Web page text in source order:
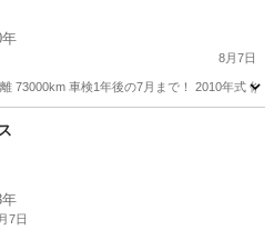
8月7日
73000km 車検1年後の7月まで！ 2010年式
ス
7日